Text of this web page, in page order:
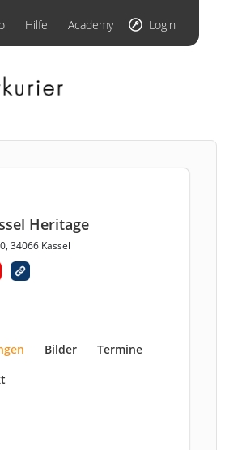
Hilfe Academy Login
Heritage
34066 Kassel
Bilder
Termine